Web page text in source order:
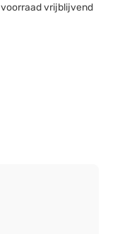
vrijblijvend